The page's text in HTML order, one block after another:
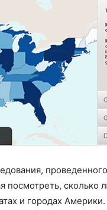
проведенного
посмотреть, сколько
и городах Америки.